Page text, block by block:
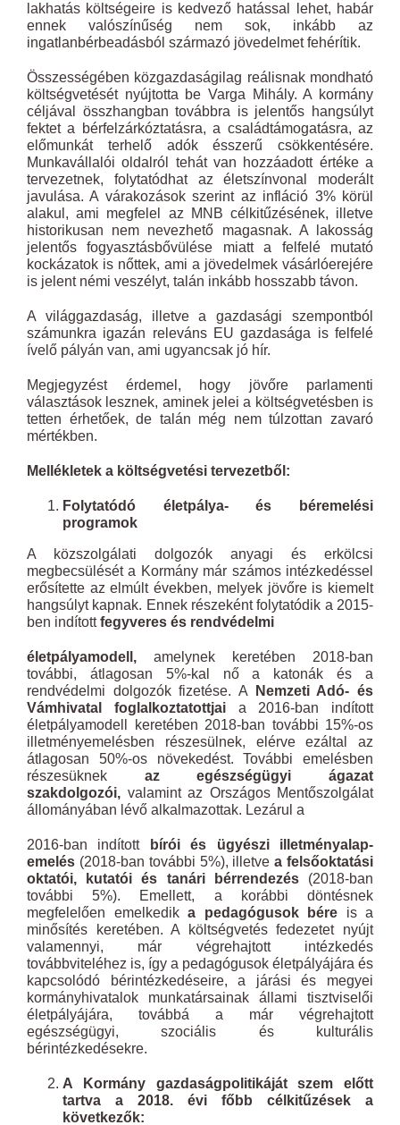
lakhatás költségeire is kedvező hatással lehet, habár
ennek valószínűség nem sok, inkább az
ingatlanbérbeadásból származó jövedelmet fehérítik.
Összességében közgazdaságilag reálisnak mondható
költségvetését nyújtotta be Varga Mihály. A kormány
céljával összhangban továbbra is jelentős hangsúlyt
fektet a bérfelzárkóztatásra, a családtámogatásra, az
előmunkát terhelő adók ésszerű csökkentésére.
Munkavállalói oldalról tehát van hozzáadott értéke a
tervezetnek, folytatódhat az életszínvonal moderált
javulása. A várakozások szerint az infláció 3% körül
alakul, ami megfelel az MNB célkitűzésének, illetve
historikusan nem nevezhető magasnak. A lakosság
jelentős fogyasztásbővülése miatt a felfelé mutató
kockázatok is nőttek, ami a jövedelmek vásárlóerejére
is jelent némi veszélyt, talán inkább hosszabb távon.
A világgazdaság, illetve a gazdasági szempontból
számunkra igazán releváns EU gazdasága is felfelé
ívelő pályán van, ami ugyancsak jó hír.
Megjegyzést érdemel, hogy jövőre parlamenti
választások lesznek, aminek jelei a költségvetésben is
tetten érhetőek, de talán még nem túlzottan zavaró
mértékben.
Mellékletek a költségvetési tervezetből:
Folytatódó életpálya- és béremelési
programok
A közszolgálati dolgozók anyagi és erkölcsi
megbecsülését a Kormány már számos intézkedéssel
erősítette az elmúlt években, melyek jövőre is kiemelt
hangsúlyt kapnak. Ennek részeként folytatódik a 2015-
ben indítottfegyveres és rendvédelmi
életpályamodell, amelynek keretében 2018-ban
további, átlagosan 5%-kal nő a katonák és a
rendvédelmi dolgozók fizetése. A
Nemzeti Adó- és
Vámhivatal foglalkoztatottjai a 2016-ban indított
életpályamodell keretében 2018-ban további 15%-os
illetményemelésben részesülnek, elérve ezáltal az
átlagosan 50%-os növekedést. További emelésben
részesüknek az egészségügyi ágazat
szakdolgozói, valamint az Országos Mentőszolgálat
állományában lévő alkalmazottak. Lezárul a
2016-ban indított
bírói és ügyészi illetményalap-
emelés (2018-ban további 5%), illetvea felsőoktatási
oktatói, kutatói és tanári bérrendezés (2018-ban
további 5%). Emellett, a korábbi döntésnek
megfelelően emelkedik a pedagógusok bére is a
minősítés keretében. A költségvetés fedezetet nyújt
valamennyi, már végrehajtott intézkedés
továbbviteléhez is, így a pedagógusok életpályájára és
kapcsolódó bérintézkedéseire, a járási és megyei
kormányhivatalok munkatársainak állami tisztviselői
életpályájára, továbbá a már végrehajtott
egészségügyi, szociális és kulturális
bérintézkedésekre.
A Kormány gazdaságpolitikáját szem előtt
tartva a 2018. évi főbb célkitűzések a
következők: